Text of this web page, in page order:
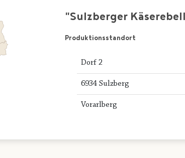
"Sulzberger
Produktionsstandort
Dorf 2
6934 Sulzberg
Vorarlberg